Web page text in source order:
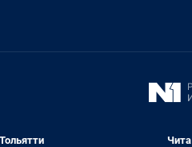
Тольятти
Чита